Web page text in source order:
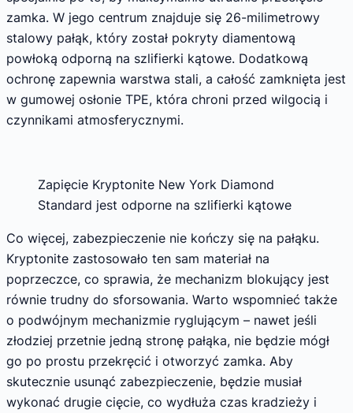
zamka. W jego centrum znajduje się 26-milimetrowy
stalowy pałąk, który został pokryty diamentową
powłoką odporną na szlifierki kątowe. Dodatkową
ochronę zapewnia warstwa stali, a całość zamknięta jest
w gumowej osłonie TPE, która chroni przed wilgocią i
czynnikami atmosferycznymi.
Zapięcie Kryptonite New York Diamond
Standard jest odporne na szlifierki kątowe
Co więcej, zabezpieczenie nie kończy się na pałąku.
Kryptonite zastosowało ten sam materiał na
poprzeczce, co sprawia, że mechanizm blokujący jest
równie trudny do sforsowania. Warto wspomnieć także
o podwójnym mechanizmie ryglującym – nawet jeśli
złodziej przetnie jedną stronę pałąka, nie będzie mógł
go po prostu przekręcić i otworzyć zamka. Aby
skutecznie usunąć zabezpieczenie, będzie musiał
wykonać drugie cięcie, co wydłuża czas kradzieży i